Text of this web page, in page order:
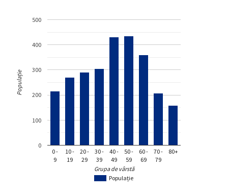
Populație
0 -
9
10 -
19
20 -
29
30 -
39
40 -
49
50 -
59
60 -
69
70 -
79
80+
0
100
200
300
400
500
Grupa de vârstă
Populație